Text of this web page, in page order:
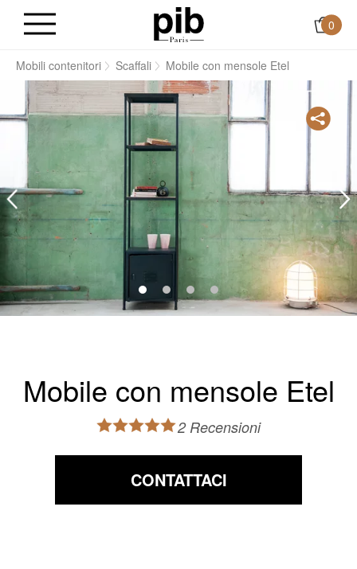
0
Mobili contenitori Scaffali Mobile con mensole Etel
Mobile con mensole Etel
2 Recensioni
CONTATTACI